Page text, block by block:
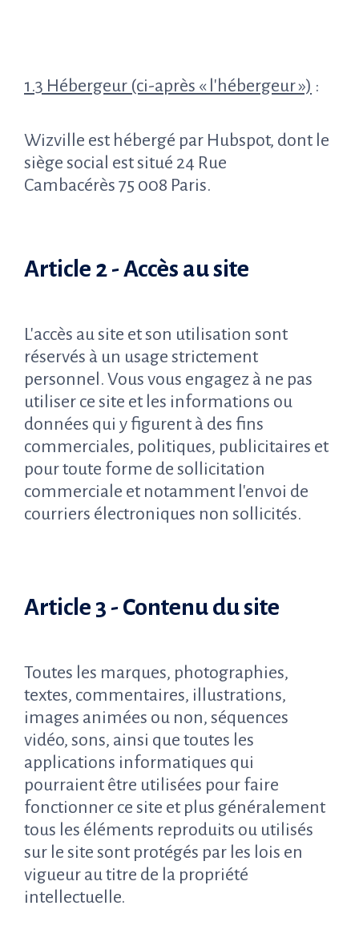
1.3 Hébergeur (ci-après « l'hébergeur ») :
Wizville est hébergé par Hubspot, dont le
siège social est situé 24 Rue
Cambacérès 75 008 Paris.
Article 2 - Accès au site
L'accès au site et son utilisation sont
réservés à un usage strictement
personnel. Vous vous engagez à ne pas
utiliser ce site et les informations ou
données qui y figurent à des fins
commerciales, politiques, publicitaires et
pour toute forme de sollicitation
commerciale et notamment l'envoi de
courriers électroniques non sollicités.
Article 3 - Contenu du site
Toutes les marques, photographies,
textes, commentaires, illustrations,
images animées ou non, séquences
vidéo, sons, ainsi que toutes les
applications informatiques qui
pourraient être utilisées pour faire
fonctionner ce site et plus généralement
tous les éléments reproduits ou utilisés
sur le site sont protégés par les lois en
vigueur au titre de la propriété
intellectuelle.